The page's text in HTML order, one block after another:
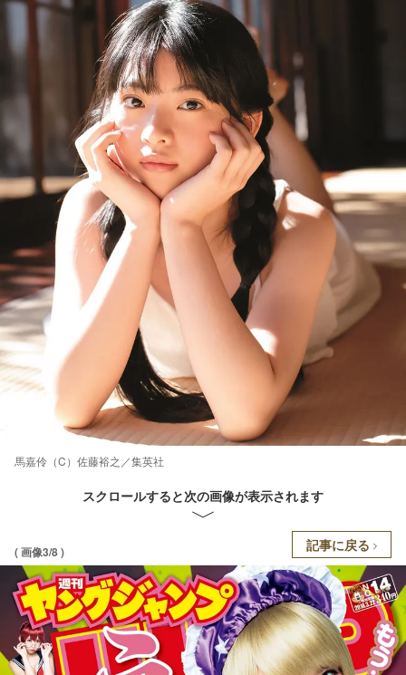
馬嘉伶（C）佐藤裕之／集英社
スクロールすると次の画像が表示されます
( 画像3/8 ) 記事に戻る